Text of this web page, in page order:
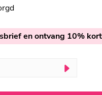
en ontvang 10%